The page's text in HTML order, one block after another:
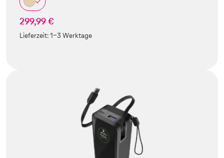
299,99 €
Lieferzeit:1-3 Werktage